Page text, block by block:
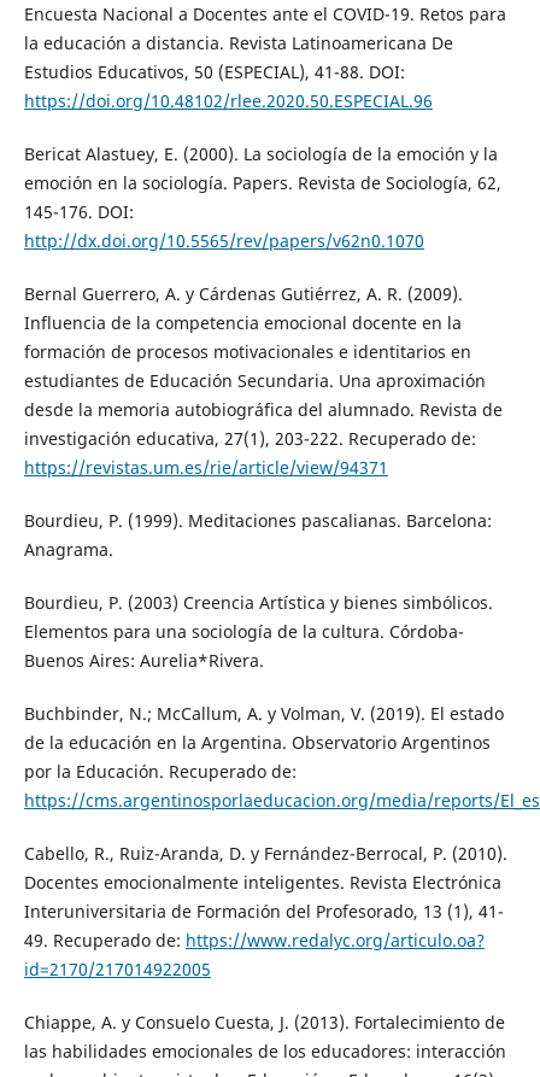
Encuesta Nacional a Docentes ante el COVID-19. Retos para
la educación a distancia. Revista Latinoamericana De
Estudios Educativos, 50 (ESPECIAL), 41-88. DOI:
https://doi.org/10.48102/rlee.2020.50.ESPECIAL.96
Bericat Alastuey, E. (2000). La sociología de la emoción y la
emoción en la sociología. Papers. Revista de Sociología, 62,
145-176. DOI:
http://dx.doi.org/10.5565/rev/papers/v62n0.1070
Bernal Guerrero, A. y Cárdenas Gutiérrez, A. R. (2009).
Influencia de la competencia emocional docente en la
formación de procesos motivacionales e identitarios en
estudiantes de Educación Secundaria. Una aproximación
desde la memoria autobiográfica del alumnado. Revista de
investigación educativa, 27(1), 203-222. Recuperado de:
https://revistas.um.es/rie/article/view/94371
Bourdieu, P. (1999). Meditaciones pascalianas. Barcelona:
Anagrama.
Bourdieu, P. (2003) Creencia Artística y bienes simbólicos.
Elementos para una sociología de la cultura. Córdoba-
Buenos Aires: Aurelia*Rivera.
Buchbinder, N.; McCallum, A. y Volman, V. (2019). El estado
de la educación en la Argentina. Observatorio Argentinos
por la Educación. Recuperado de:
https://cms.argentinosporlaeducacion.org/media/reports/
Cabello, R., Ruiz-Aranda, D. y Fernández-Berrocal, P. (2010).
Docentes emocionalmente inteligentes. Revista Electrónica
Interuniversitaria de Formación del Profesorado, 13 (1), 41-
49. Recuperado de: https://www.redalyc.org/articulo.oa?
id=2170/217014922005
Chiappe, A. y Consuelo Cuesta, J. (2013). Fortalecimiento de
las habilidades emocionales de los educadores: interacción